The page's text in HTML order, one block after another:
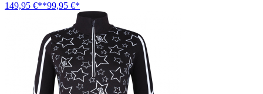
149,95 €**99,95 €*